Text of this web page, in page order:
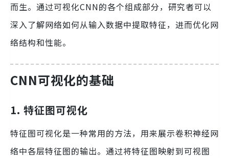
而生。通过可视化CNN的各个组成部分，研究者可以
深入了解网络如何从输入数据中提取特征，进而优化网
络结构和性能。
CNN可视化的基础
1. 特征图可视化
特征图可视化是一种常用的方法，用来展示卷积神经网
络中各层特征图的输出。通过将特征图映射到可视图